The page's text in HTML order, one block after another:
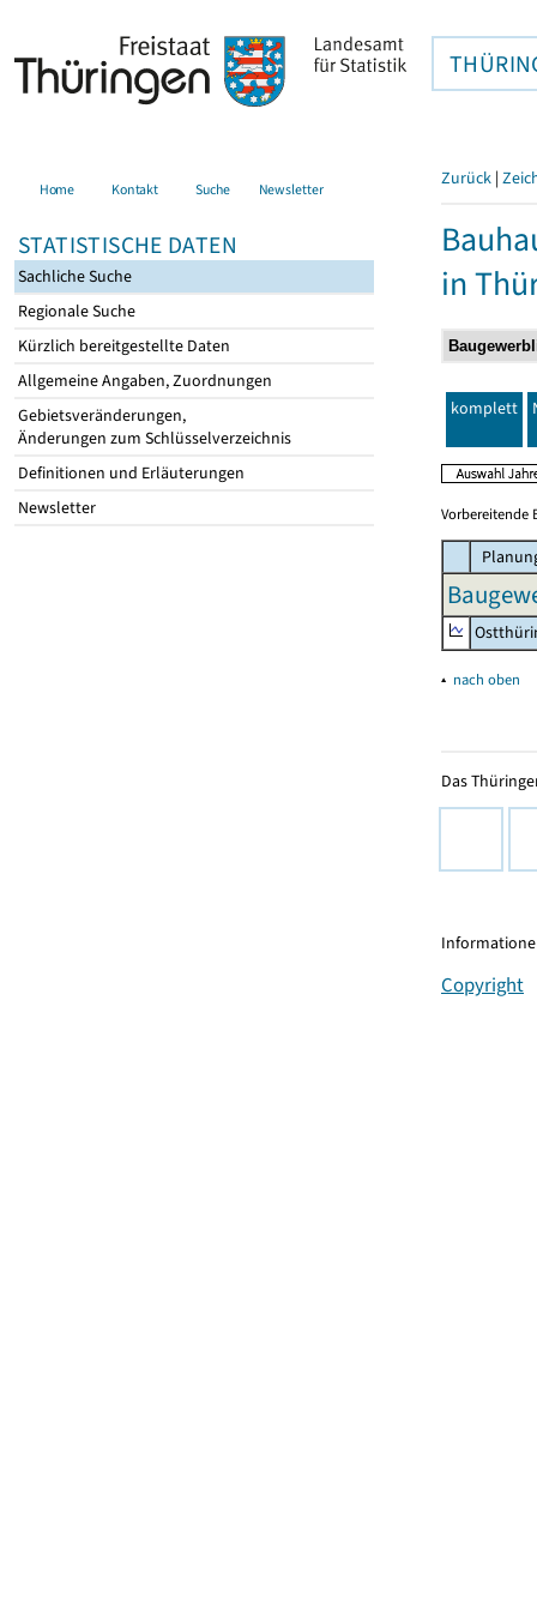
Home Kontakt Suche Newsletter
STATISTISCHE DATEN
Sachliche Suche
Regionale Suche
Kürzlich bereitgestellte Daten
Allgemeine Angaben, Zuordnungen
Gebietsveränderungen,
Änderungen zum Schlüsselverzeichnis
Definitionen und Erläuterungen
Newsletter
Zurück |
in
komplett
Vorbereitende
▴ nach oben
Das
Copyright